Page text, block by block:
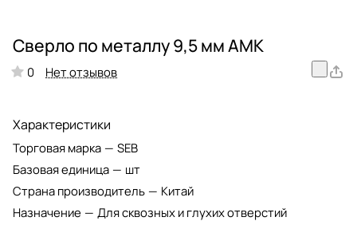
Сверло по металлу 9,5 мм АМК
0 Нет отзывов
Характеристики
Торговая марка — SEB
Базовая единица — шт
Страна производитель — Китай
Назначение — Для сквозных и глухих отверстий